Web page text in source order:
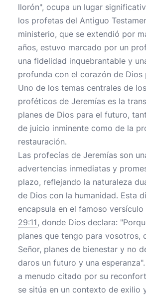
llorón", ocupa un lugar
los profetas del Antiguo
ministerio, que se extendió por
años, estuvo marcado por un
una fidelidad inquebrantable y
profunda con el corazón de Dios
Uno de los temas centrales de
proféticos de Jeremías es la
planes de Dios para el futuro,
de juicio inminente como de la
restauración.
Las profecías de Jeremías son
advertencias inmediatas y
plazo, reflejando la naturaleza
de Dios con la humanidad. Esta
encapsula en el famoso versículo
29:11, donde Dios declara:
planes que tengo para vosotros,
Señor, planes de bienestar y no
daros un futuro y una
a menudo citado por su
se sitúa en un contexto de exilio